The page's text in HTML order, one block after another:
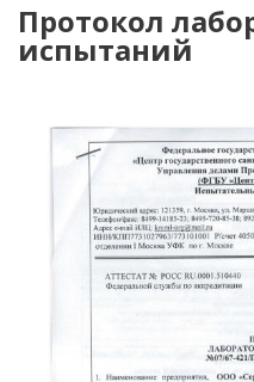
Протокол
испытаний